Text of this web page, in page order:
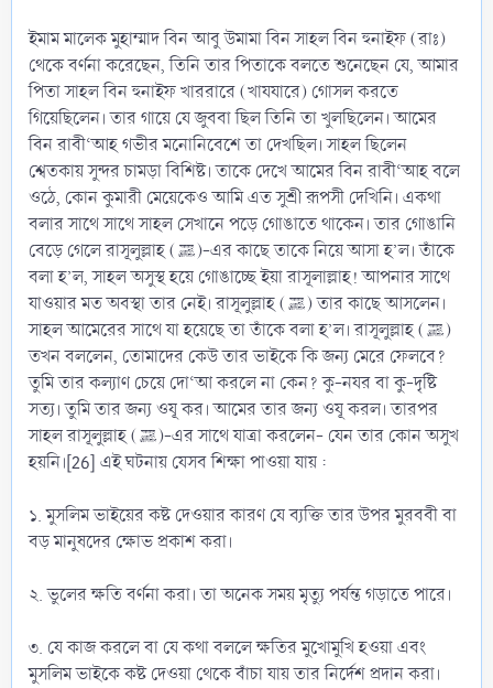
ইমাম মালেক মুহাম্মাদ বিন আবু উমামা বিন সাহল বিন হুনাইফ (রাঃ)
থেকে বর্ণনা করেছেন, তিনি তার পিতাকে বলতে শুনেছেন যে, আমার
পিতা সাহল বিন হুনাইফ খাররারে (খাযযারে) গোসল করতে
গিয়েছিলেন। তার গায়ে যে জুববা ছিল তিনি তা খুলছিলেন। আমের
বিন রাবী‘আহ গভীর মনোনিবেশে তা দেখছিল। সাহল ছিলেন
শ্বেতকায় সুন্দর চামড়া বিশিষ্ট। তাকে দেখে আমের বিন রাবী‘আহ বলে
ওঠে, কোন কুমারী মেয়েকেও আমি এত সুশ্রী রূপসী দেখিনি। একথা
বলার সাথে সাথে সাহল সেখানে পড়ে গোঙাতে থাকেন। তার গোঙানি
বেড়ে গেলে রাসূলুল্লাহ (ﷺ)-এর কাছে তাকে নিয়ে আসা হ’ল। তাঁকে
বলা হ’ল, সাহল অসুস্থ হয়ে গোঙাচ্ছে ইয়া রাসূলাল্লাহ! আপনার সাথে
যাওয়ার মত অবস্থা তার নেই। রাসূলুল্লাহ (ﷺ) তার কাছে আসলেন।
সাহল আমেরের সাথে যা হয়েছে তা তাঁকে বলা হ’ল। রাসূলুল্লাহ (ﷺ)
তখন বললেন, তোমাদের কেউ তার ভাইকে কি জন্য মেরে ফেলবে?
তুমি তার কল্যাণ চেয়ে দো‘আ করলে না কেন? কু-নযর বা কু-দৃষ্টি
সত্য। তুমি তার জন্য ওযূ কর। আমের তার জন্য ওযূ করল। তারপর
সাহল রাসূলুল্লাহ (ﷺ)-এর সাথে যাত্রা করলেন- যেন তার কোন অসুখ
হয়নি।[26] এই ঘটনায় যেসব শিক্ষা পাওয়া যায় :
১. মুসলিম ভাইয়ের কষ্ট দেওয়ার কারণ যে ব্যক্তি তার উপর মুরববী বা
বড় মানুষদের ক্ষোভ প্রকাশ করা।
২. ভুলের ক্ষতি বর্ণনা করা। তা অনেক সময় মৃত্যু পর্যন্ত গড়াতে পারে।
৩. যে কাজ করলে বা যে কথা বললে ক্ষতির মুখোমুখি হওয়া এবং
মুসলিম ভাইকে কষ্ট দেওয়া থেকে বাঁচা যায় তার নির্দেশ প্রদান করা।